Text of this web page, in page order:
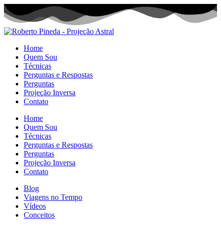
Home
Quem Sou
Técnicas
Perguntas e Respostas
Perguntas
Projeção Inversa
Contato
Home
Quem Sou
Técnicas
Perguntas e Respostas
Perguntas
Projeção Inversa
Contato
Blog
Viagens no Tempo
Vídeos
Conceitos